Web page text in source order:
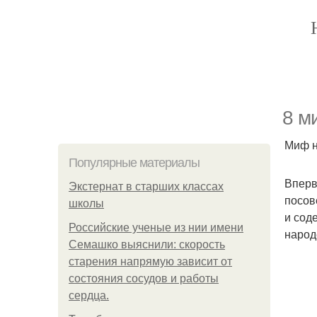
8
Популярные материалы
Экстернат в старших классах
школы
Российские ученые из нии имени
Семашко выяснили: скорость
старения напрямую зависит от
состояния сосудов и работы
сердца.
Миф
и